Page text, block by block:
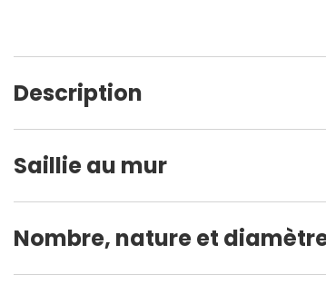
Description
Saillie au mur
Nombre, nature et